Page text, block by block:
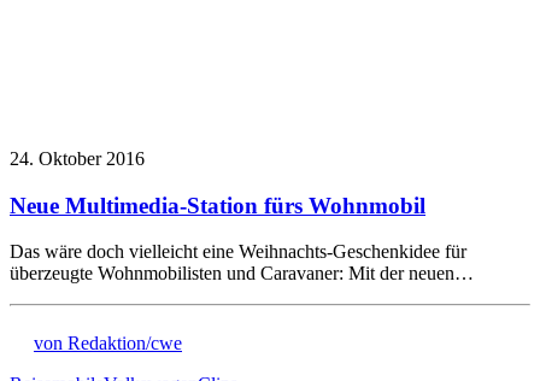
24. Oktober 2016
Neue Multimedia-Station fürs Wohnmobil
Das wäre doch vielleicht eine Weihnachts-Geschenkidee für
überzeugte Wohnmobilisten und Caravaner: Mit der neuen…
von Redaktion/cwe